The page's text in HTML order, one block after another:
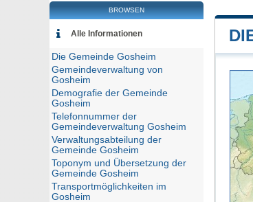
BROWSEN
Alle Informationen
Die Gemeinde Gosheim
Gemeindeverwaltung von
Gosheim
Demografie der Gemeinde
Gosheim
Telefonnummer der
Gemeindeverwaltung Gosheim
Verwaltungsabteilung der
Gemeinde Gosheim
Toponym und Übersetzung der
Gemeinde Gosheim
Transportmöglichkeiten im
Gosheim